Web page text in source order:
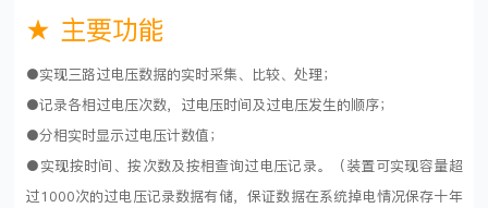
★ 主要功能
●实现三路过电压数据的实时采集、比较、处理；
●记录各相过电压次数，过电压时间及过电压发生的顺序；
●分相实时显示过电压计数值；
●实现按时间、按次数及按相查询过电压记录。（装置可实现容量超
过1000次的过电压记录数据有储，保证数据在系统掉电情况保存十年